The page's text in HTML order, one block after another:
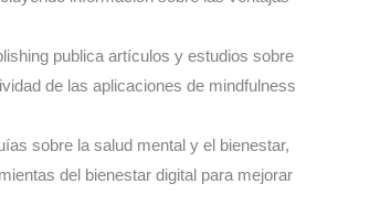
publica artículos y estudios sobre
de las aplicaciones de mindfulness
sobre la salud mental y el bienestar,
del bienestar digital para mejorar